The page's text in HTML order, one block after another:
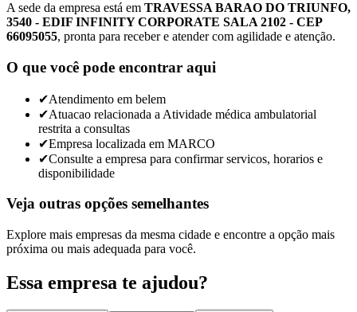
A sede da empresa está em TRAVESSA BARAO DO TRIUNFO,
3540 - EDIF INFINITY CORPORATE SALA 2102 - CEP
66095055, pronta para receber e atender com agilidade e atenção.
O que você pode encontrar aqui
✔Atendimento em belem
✔Atuacao relacionada a Atividade médica ambulatorial
restrita a consultas
✔Empresa localizada em MARCO
✔Consulte a empresa para confirmar servicos, horarios e
disponibilidade
Veja outras opções semelhantes
Explore mais empresas da mesma cidade e encontre a opção mais
próxima ou mais adequada para você.
Essa empresa te ajudou?